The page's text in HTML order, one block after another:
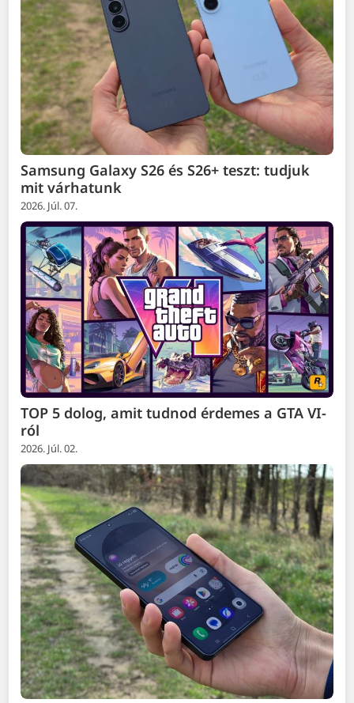
Samsung Galaxy S26 és S26+ teszt: tudjuk
mit várhatunk
2026. Júl. 07.
TOP 5 dolog, amit tudnod érdemes a GTA VI-
ról
2026. Júl. 02.